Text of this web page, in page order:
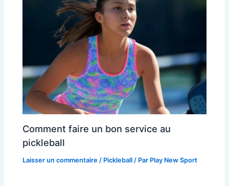
Comment faire un bon service au
pickleball
Laisser un commentaire / Pickleball / Par Play New Sport